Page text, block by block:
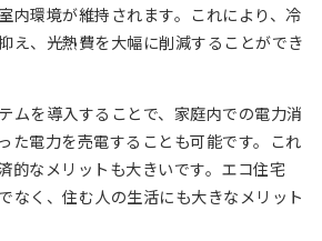
内環境が維持されます。これにより、冷
え、光熱費を大幅に削減することができ
ムを導入することで、家庭内での電力消
た電力を売電することも可能です。これ
的なメリットも大きいです。エコ住宅
なく、住む人の生活にも大きなメリット